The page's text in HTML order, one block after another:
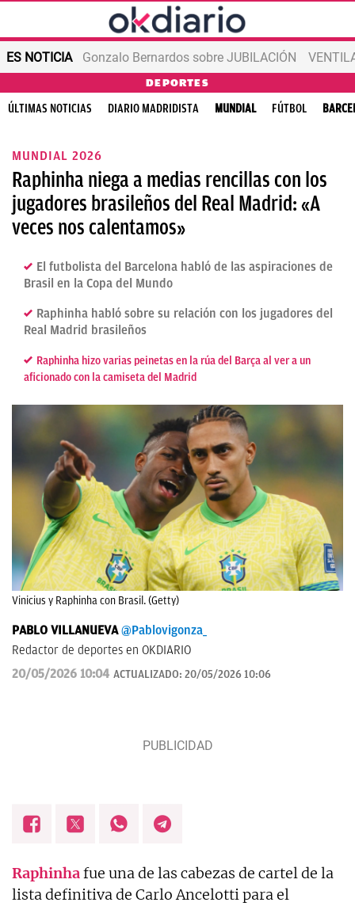
ES NOTICIA Gonzalo Bernardos sobre JUBILACIÓN
DEPORTES
ÚLTIMAS NOTICIAS DIARIO MADRIDISTA MUNDIAL FÚTBOL
MUNDIAL 2026
Raphinha niega a medias rencillas con los
jugadores brasileños del Real Madrid: «A
veces nos calentamos»
El futbolista del Barcelona habló de las aspiraciones de
Brasil en la Copa del Mundo
Raphinha habló sobre su relación con los jugadores del
Real Madrid brasileños
Raphinha hizo varias peinetas en la rúa del Barça al ver a un
aficionado con la camiseta del Madrid
Vinicius y Raphinha con Brasil. (Getty)
PABLO VILLANUEVA @Pablovigonza_
Redactor de deportes en OKDIARIO
20/05/2026 10:04 ACTUALIZADO: 20/05/2026 10:06
Raphinhafue una de las cabezas de cartel de la
lista definitiva de Carlo Ancelotti para el